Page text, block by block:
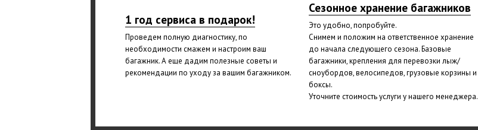
1 год сервиса в подарок!
Проведем полную диагностику, по
необходимости смажем и настроим ваш
багажник. А еще дадим полезные советы и
рекомендации по уходу за вашим багажником.
Сезонное хранение багажников
Это удобно, попробуйте.
Снимем и положим на ответственное хранение
до начала следующего сезона. Базовые
багажники, крепления для перевозки лыж/
сноубордов, велосипедов, грузовые корзины и
боксы.
Уточните стоимость услуги у нашего менеджера.